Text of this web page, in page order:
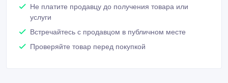
Не платите продавцу до получения товара или
услуги
Встречайтесь с продавцом в публичном месте
Проверяйте товар перед покупкой